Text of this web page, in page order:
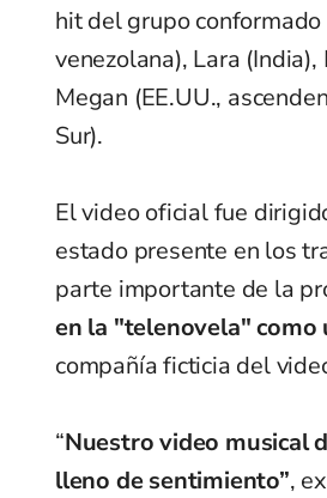
hit del grupo conformado
venezolana), Lara
Megan (EE.UU.,
Sur).
El video oficial fue
estado presente en los
parte importante de la
en la "telenovela" como
compañía ficticia del
“Nuestro video musical
lleno de sentimiento”,